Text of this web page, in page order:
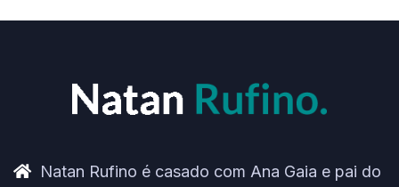
Natan Rufino é casado com Ana Gaia e pai do